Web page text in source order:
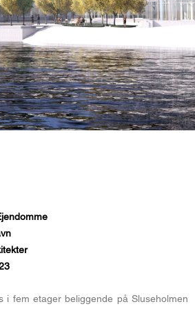
i fem etager beliggende på Sluseholmen